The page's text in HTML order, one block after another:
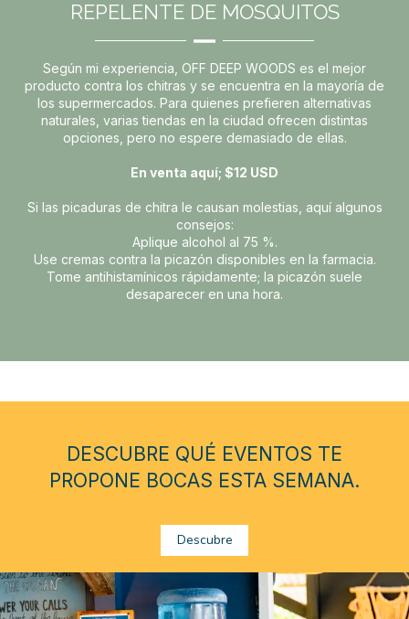
REPELENTE DE MOSQUITOS
Según mi experiencia, OFF DEEP WOODS es el mejor
producto contra los chitras y se encuentra en la mayoría de
los supermercados. Para quienes prefieren alternativas
naturales, varias tiendas en la ciudad ofrecen distintas
opciones, pero no espere demasiado de ellas.
En venta aquí; $12 USD
Si las picaduras de chitra le causan molestias, aquí algunos
consejos:
Aplique alcohol al 75 %.
Use cremas contra la picazón disponibles en la farmacia.
Tome antihistamínicos rápidamente; la picazón suele
desaparecer en una hora.
DESCUBRE QUÉ EVENTOS TE
PROPONE BOCAS ESTA SEMANA.
Descubre